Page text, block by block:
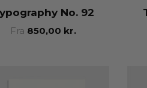
No. 92
Fra 850,00 kr.